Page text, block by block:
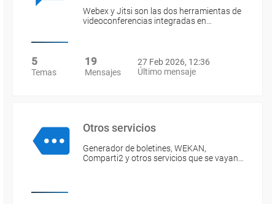
Webex y Jitsi son las dos herramientas de
videoconferencias integradas en…
5
Temas
19
Mensajes
27 Feb 2026, 12:36
Último mensaje
Otros servicios
Generador de boletines, WEKAN,
Comparti2 y otros servicios que se vayan…